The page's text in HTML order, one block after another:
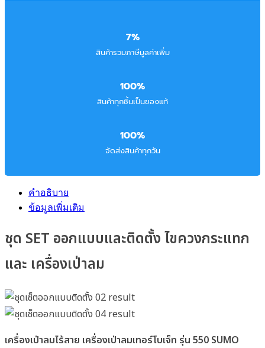
7%
สินค้ารวมภาษีมูลค่าเพิ่ม
100%
สินค้าทุกชิ้นเป็นของแท้
100%
จัดส่งสินค้าทุกวัน
คำอธิบาย
ข้อมูลเพิ่มเติม
ชุด SET ออกแบบและติดตั้ง ไขควงกระแทก
และ เครื่องเป่าลม
เครื่องเป่าลมไร้สาย เครื่องเป่าลมเทอร์โบเจ็ท รุ่น 550 SUMO